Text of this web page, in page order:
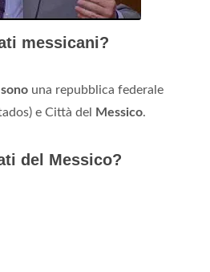
messicani?
una repubblica federale
e Città del Messico.
del Messico?